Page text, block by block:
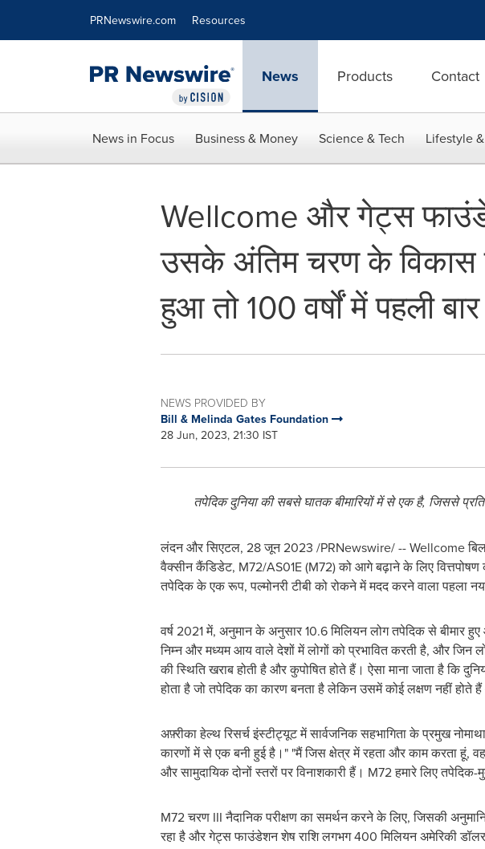
PRNewswire.com Resources
News Products Contact
News in Focus Business & Money Science & Tech Lifestyle
Wellcome और गेट्स
उसके अंतिम चरण के विकास
हुआ तो 100 वर्षों में पहली
NEWS PROVIDED BY
Bill & Melinda Gates Foundation
28 Jun, 2023, 21:30 IST
तपेदिक दुनिया की सबसे घातक बीमारियों में से एक है, जिससे
लंदन और सिएटल, 28 जून 2023 /PRNewswire/ -- Wellcome
वैक्सीन कैंडिडेट, M72/AS01E (M72) को आगे बढ़ाने के लिए
तपेदिक के एक रूप, पल्मोनरी टीबी को रोकने में मदद करने वाला पहला
वर्ष 2021 में, अनुमान के अनुसार 10.6 मिलियन लोग तपेदिक से बीमार
निम्न और मध्यम आय वाले देशों में लोगों को प्रभावित करती है, और
की स्थिति खराब होती है और कुपोषित होते हैं। ऐसा माना जाता है कि
होता है जो तपेदिक का कारण बनता है लेकिन उसमें कोई लक्षण नहीं होते
अफ़्रीका हेल्थ रिसर्च इंस्टीट्यूट में सार्वजनिक सहभागिता के प्रमुख
कारणों में से एक बनी हुई है।" "मैं जिस क्षेत्र में रहता और काम करता हूं,
और सामुदायिक दोनों स्तरों पर विनाशकारी हैं। M72 हमारे लिए
M72 चरण III नैदानिक परीक्षण का समर्थन करने के लिए, जिसकी
रहा है और गेट्स फाउंडेशन शेष राशि लगभग 400 मिलियन अमेरिकी डॉलर